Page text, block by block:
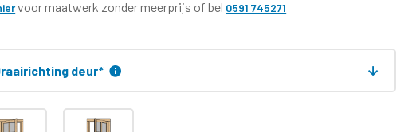
voor maatwerk zonder meerprijs of bel 0591 745271
deur*